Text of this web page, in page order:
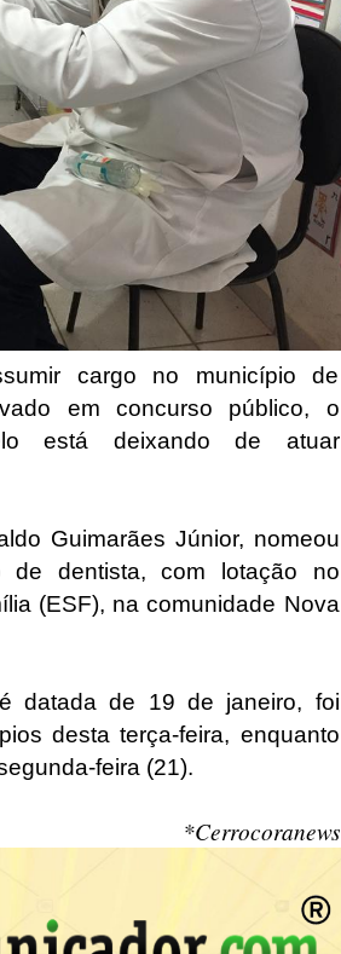
cargo no município de
em concurso público, o
está deixando de atuar
Guimarães Júnior, nomeou
de dentista, com lotação no
(ESF), na comunidade Nova
datada de 19 de janeiro, foi
desta terça-feira, enquanto
feira (21).
*Cerrocoranews